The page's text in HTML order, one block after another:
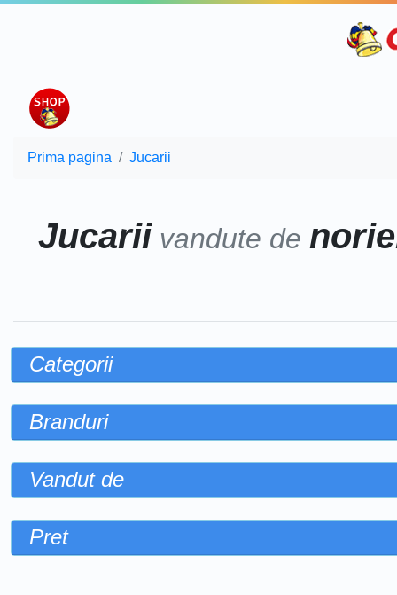
Prima pagina Jucarii
Jucarii vandute de
Categorii
Branduri
Vandut de
Pret